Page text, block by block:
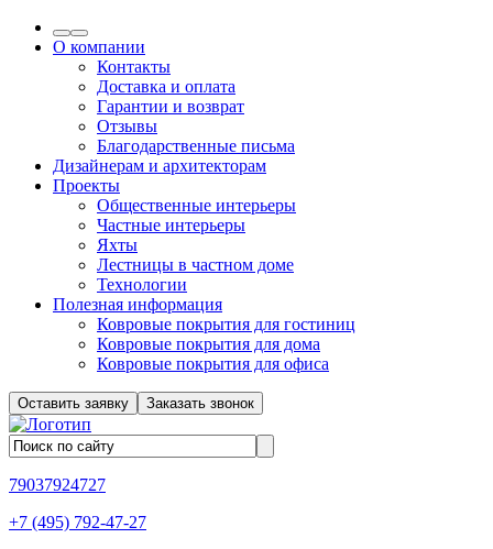
О компании
Контакты
Доставка и оплата
Гарантии и возврат
Отзывы
Благодарственные письма
Дизайнерам и архитекторам
Проекты
Общественные интерьеры
Частные интерьеры
Яхты
Лестницы в частном доме
Технологии
Полезная информация
Ковровые покрытия для гостиниц
Ковровые покрытия для дома
Ковровые покрытия для офиса
Оставить заявку Заказать звонок
79037924727
+7 (495) 792-47-27